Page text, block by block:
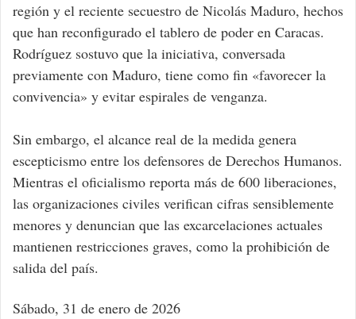
región y el reciente secuestro de Nicolás Maduro, hechos
que han reconfigurado el tablero de poder en Caracas.
Rodríguez sostuvo que la iniciativa, conversada
previamente con Maduro, tiene como fin «favorecer la
convivencia» y evitar espirales de venganza.
Sin embargo, el alcance real de la medida genera
escepticismo entre los defensores de Derechos Humanos.
Mientras el oficialismo reporta más de 600 liberaciones,
las organizaciones civiles verifican cifras sensiblemente
menores y denuncian que las excarcelaciones actuales
mantienen restricciones graves, como la prohibición de
salida del país.
Sábado, 31 de enero de 2026